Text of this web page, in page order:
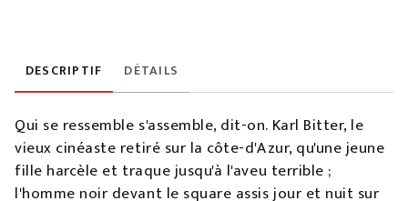
DESCRIPTIF DÉTAILS
Qui se ressemble s'assemble, dit-on. Karl Bitter, le
vieux cinéaste retiré sur la côte-d'Azur, qu'une jeune
fille harcèle et traque jusqu'à l'aveu terrible ;
l'homme noir devant le square assis jour et nuit sur